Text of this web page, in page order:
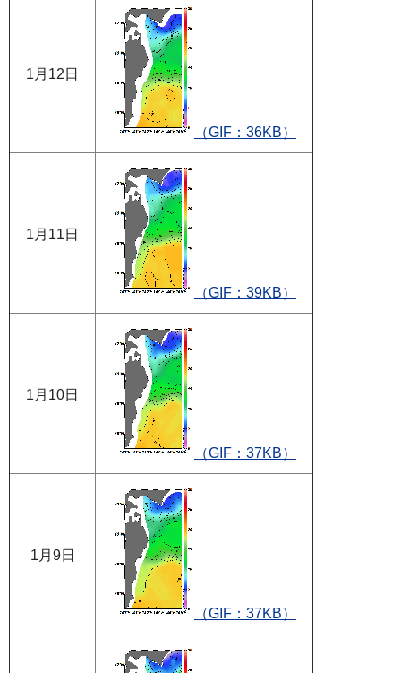
1月12日
（GIF：36KB）
1月11日
（GIF：39KB）
1月10日
（GIF：37KB）
1月9日
（GIF：37KB）